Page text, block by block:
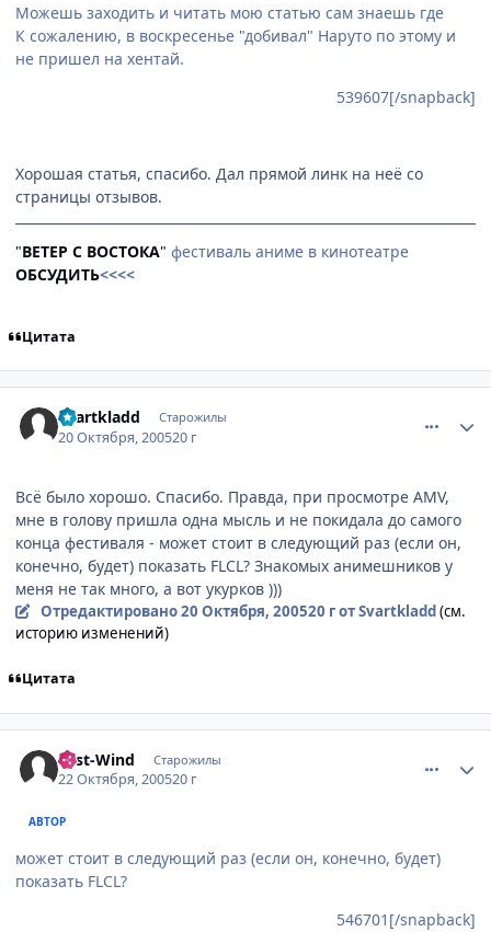
Можешь заходить и читать мою статью сам знаешь где
К сожалению, в воскресенье "добивал" Наруто по этому и
не пришел на хентай.
539607[/snapback]
Хорошая статья, спасибо. Дал прямой линк на неё со
страницы отзывов.
"ВЕТЕР С ВОСТОКА" фестиваль аниме в кинотеатре
ОБСУДИТЬ<<<<
Цитата
Svartkladd Старожилы
20 Октября, 200520 г
Всё было хорошо. Спасибо. Правда, при просмотре AMV,
мне в голову пришла одна мысль и не покидала до самого
конца фестиваля - может стоит в следующий раз (если он,
конечно, будет) показать FLCL? Знакомых анимешников у
меня не так много, а вот укурков )))
Отредактировано20 Октября, 200520 гот Svartkladd(см.
историю изменений)
Цитата
East-Wind Старожилы
22 Октября, 200520 г
АВТОР
может стоит в следующий раз (если он, конечно, будет)
показать FLCL?
546701[/snapback]